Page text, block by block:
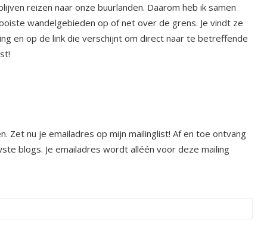
reizen naar onze buurlanden. Daarom heb ik samen
wandelgebieden op of net over de grens. Je vindt ze
en op de link die verschijnt om direct naar te betreffende
Zet nu je emailadres op mijn mailinglist! Af en toe ontvang
blogs. Je emailadres wordt alléén voor deze mailing